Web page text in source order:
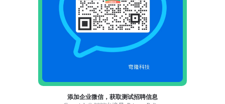
添加企业微信，获取测试招聘信息